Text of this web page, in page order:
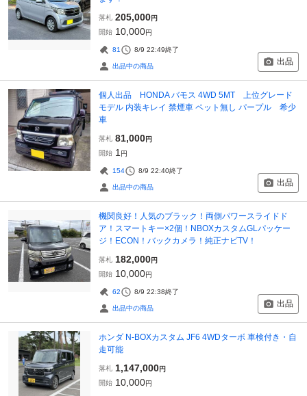
落札 205,000円
開始 10,000円
81 8/9 22:49終了
出品中の商品 出品
個人出品 HONDA バモス 4WD 5MT 上位グレード
モデル 内装キレイ 禁煙車 ペット無し パープル 希少
車
落札 81,000円
開始 1 円
154 8/9 22:40終了
出品中の商品 出品
機関良好！人気のブラック！両側パワースライドド
ア！スマートキー×2個！NBOXカスタムGLパッケー
ジ！ECON！バックカメラ！純正ナビTV！
落札 182,000円
開始 10,000円
62 8/9 22:38終了
出品中の商品 出品
ホンダ N-BOXカスタム JF6 4WDターボ 車検付き・自
走可能
落札 1,147,000円
開始 10,000円